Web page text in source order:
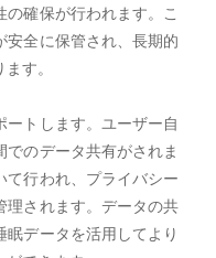
確保が行われます。こ
安全に保管され、長期的
す。
トします。ユーザー自
のデータ共有がされま
行われ、プライバシー
理されます。データの共
データを活用してより